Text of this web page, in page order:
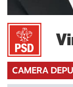
CAMERA